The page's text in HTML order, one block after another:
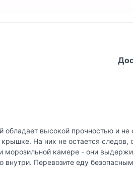
обладает высокой прочностью и
На них не остается
камере - они
Перевозите еду